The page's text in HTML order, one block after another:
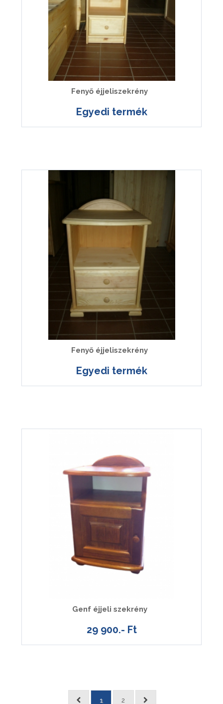
Fenyő éjjeliszekrény
Egyedi termék
Fenyő éjjeliszekrény
Egyedi termék
Genf éjjeli szekrény
29 900.- Ft
1 2